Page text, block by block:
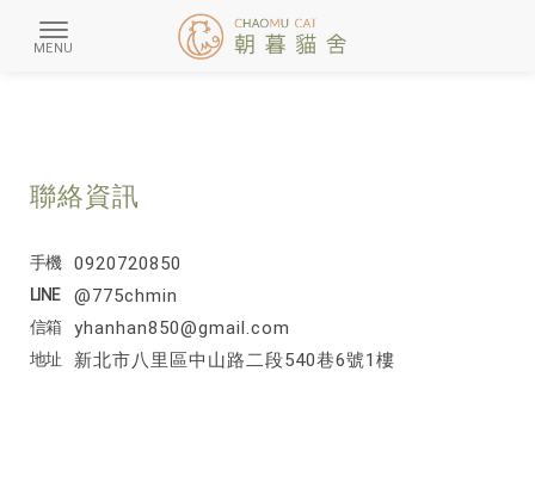
聯絡資訊
0920720850
@775chmin
yhanhan850@gmail.com
新北市八里區中山路二段540巷6號1樓